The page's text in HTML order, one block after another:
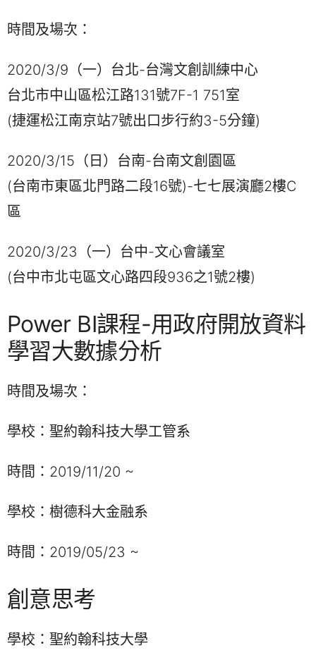
時間及場次：
2020/3/9（一）台北-台灣文創訓練中心
台北市中山區松江路131號7F-1 751室
(捷運松江南京站7號出口步行約3-5分鐘)
2020/3/15（日）台南-台南文創園區
(台南市東區北門路二段16號)-七七展演廳2樓C
區
2020/3/23（一）台中-文心會議室
(台中市北屯區文心路四段936之1號2樓)
Power BI課程-用政府開放資料
學習大數據分析
時間及場次：
學校：聖約翰科技大學工管系
時間：2019/11/20 ~
學校：樹德科大金融系
時間：2019/05/23 ~
創意思考
學校：聖約翰科技大學